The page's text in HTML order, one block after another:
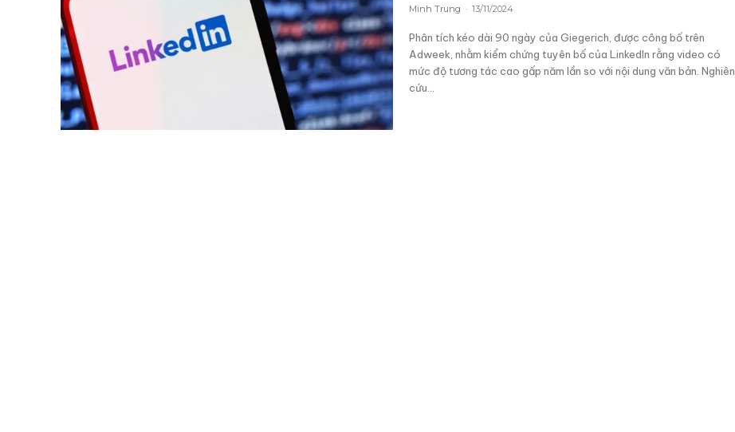
Minh Trung - 13/11/2024
Phân tích kéo dài 90 ngày của Giegerich, được công bố trên
Adweek, nhằm kiểm chứng tuyên bố của LinkedIn rằng video có
mức độ tương tác cao gấp năm lần so với nội dung văn bản. Nghiên
cứu...